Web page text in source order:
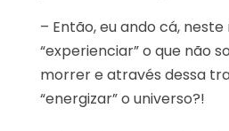
– Então, eu ando cá,
“experienciar” o que não
morrer e através dessa
“energizar” o universo?!